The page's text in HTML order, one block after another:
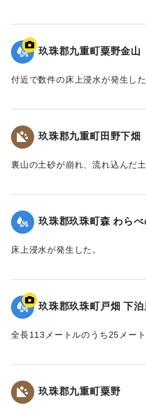
2020/7/6｜固有コード:01215065
玖珠郡九重町粟野金山
付近で数件の床上浸水が発生した
｜固有コード:01215066
玖珠郡九重町田野下畑
裏山の土砂が崩れ、流れ込んだ
2020/7/6｜固有コード:01215068
玖珠郡玖珠町森 わらべ
床上浸水が発生した。
2020/7/6｜固有コード:
玖珠郡玖珠町戸畑 下泊
全長113メートルのうち25メー
た。
｜固有コード:01215062
玖珠郡九重町粟野